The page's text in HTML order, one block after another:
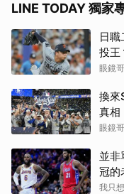
LINE TODAY 獨家
日
投王
眼鏡
換來
真相
眼鏡
並非
冠的
我只